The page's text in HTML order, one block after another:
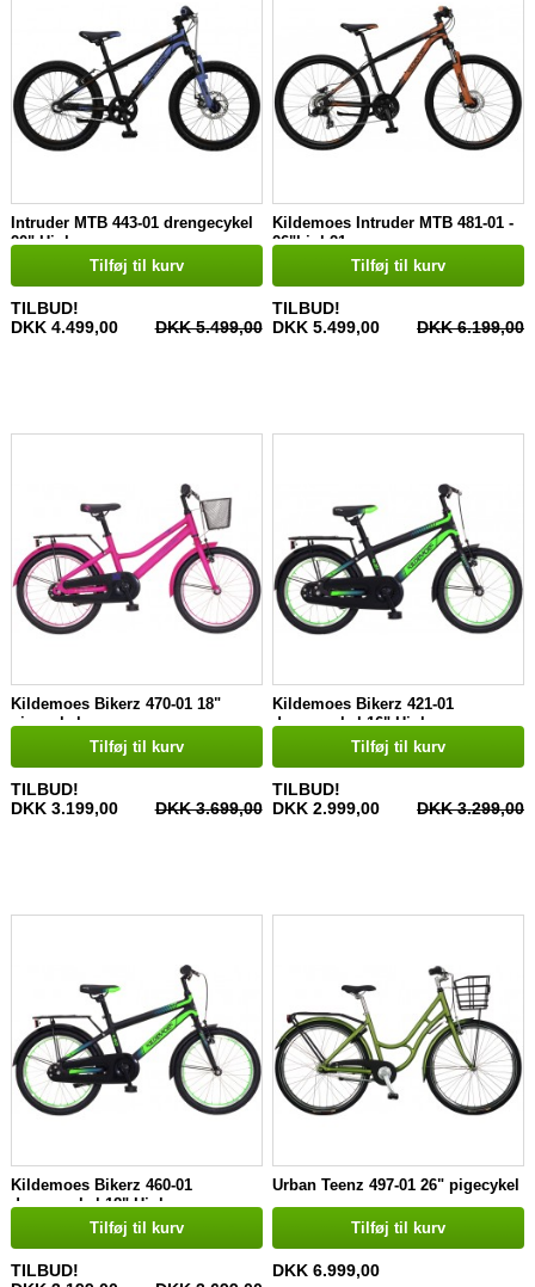
Intruder MTB 443-01 drengecykel
20" Hjul
Tilføj til kurv
TILBUD!
DKK 4.499,00
DKK 5.499,00
Kildemoes Intruder MTB 481-01 -
26"hjul 21 gear
Tilføj til kurv
TILBUD!
DKK 5.499,00
DKK 6.199,00
Kildemoes Bikerz 470-01 18"
pigecykel
Tilføj til kurv
TILBUD!
DKK 3.199,00
DKK 3.699,00
Kildemoes Bikerz 421-01
drengecykel 16" Hjul
Tilføj til kurv
TILBUD!
DKK 2.999,00
DKK 3.299,00
Kildemoes Bikerz 460-01
drengecykel 18" Hjul
Tilføj til kurv
TILBUD!
Urban Teenz 497-01 26" pigecykel
Tilføj til kurv
DKK 6.999,00